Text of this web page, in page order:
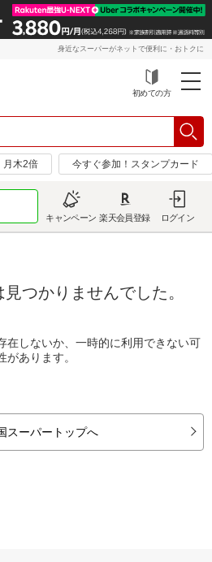
身近なスーパーがネットで便利に・おトクに
初めての方
月木2倍 今すぐ参加！スタンプカード
キャンペーン 楽天会員登録 ログイン
つかりませんでした。
在しないか、一時的に利用できない可
があります。
スーパートップへ